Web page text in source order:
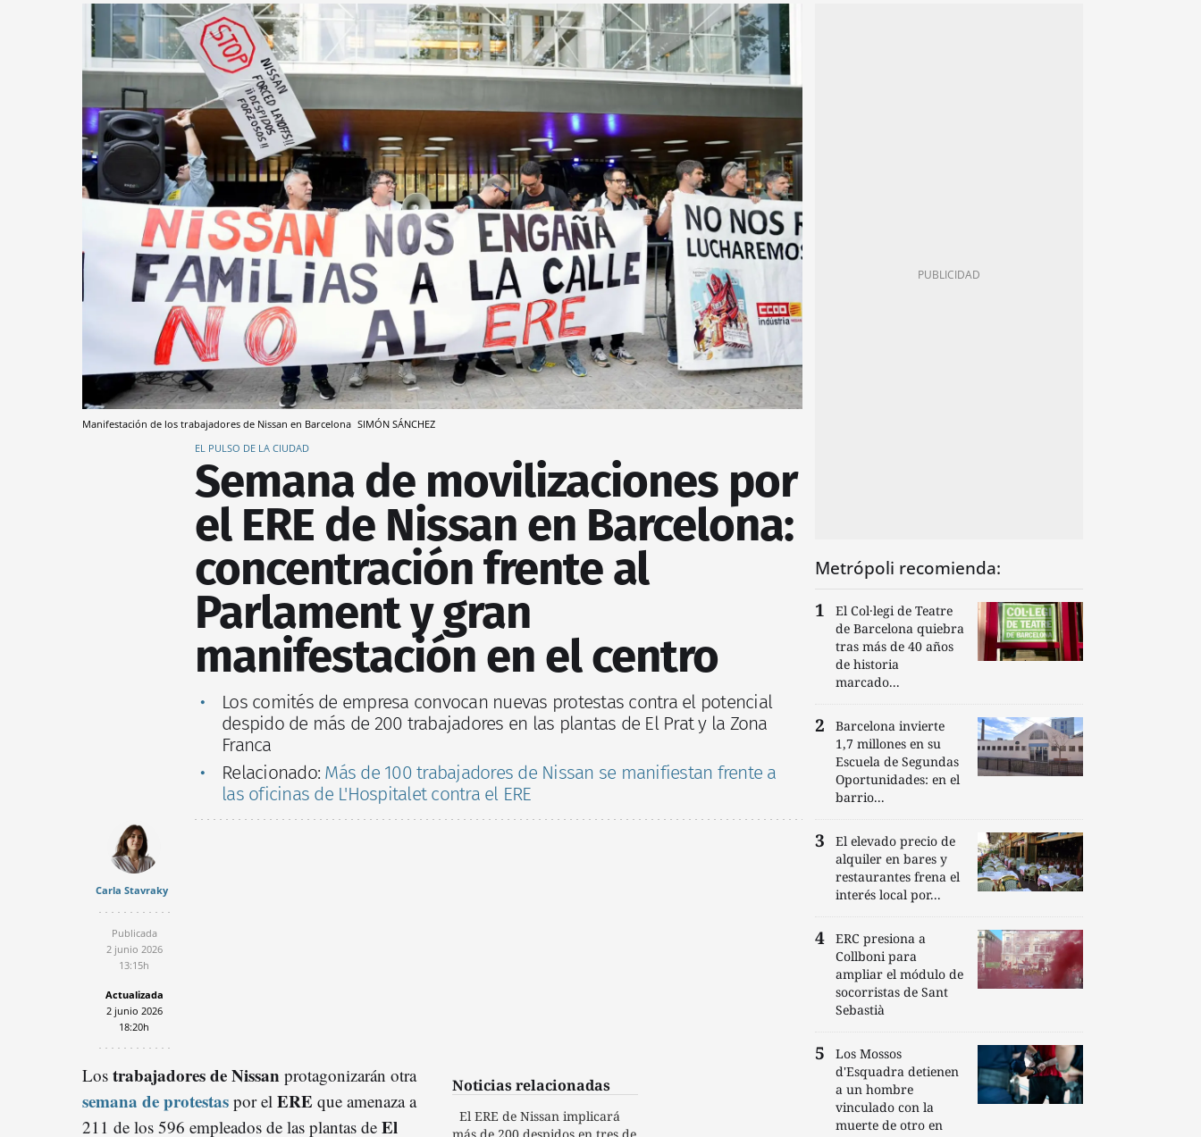
Manifestación de los trabajadores de Nissan en Barcelona SIMÓN SÁNCHEZ
EL PULSO DE LA CIUDAD
Semana de movilizaciones por
el ERE de Nissan en Barcelona:
concentración frente al
Parlament y gran
manifestación en el centro
Los comités de empresa convocan nuevas protestas contra el potencial
despido de más de 200 trabajadores en las plantas de El Prat y la Zona
Franca
Relacionado: Más de 100 trabajadores de Nissan se manifiestan frente a
las oficinas de L'Hospitalet contra el ERE
Carla Stavraky
Publicada
2 junio 2026
13:15h
Actualizada
2 junio 2026
18:20h
Noticias relacionadas
El ERE de Nissan implicará
más de 200 despidos en tres de
Los trabajadores de Nissan protagonizarán otra
semana de protestas por el ERE que amenaza a
211 de los 596 empleados de las plantas de El
Metrópoli recomienda:
El Col·legi de Teatre
de Barcelona quiebra
tras más de 40 años
de historia
marcado...
Barcelona invierte
1,7 millones en su
Escuela de Segundas
Oportunidades: en el
barrio...
El elevado precio de
alquiler en bares y
restaurantes frena el
interés local por...
ERC presiona a
Collboni para
ampliar el módulo de
socorristas de Sant
Sebastià
Los Mossos
d'Esquadra detienen
a un hombre
vinculado con la
muerte de otro en